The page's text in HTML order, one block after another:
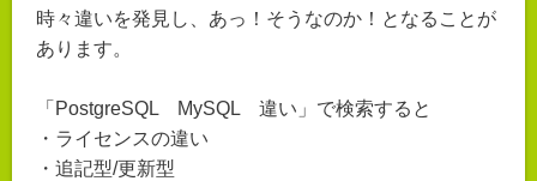
時々違いを発見し、あっ！そうなのか！となることが
あります。
「PostgreSQL MySQL 違い」で検索すると
・ライセンスの違い
・追記型/更新型